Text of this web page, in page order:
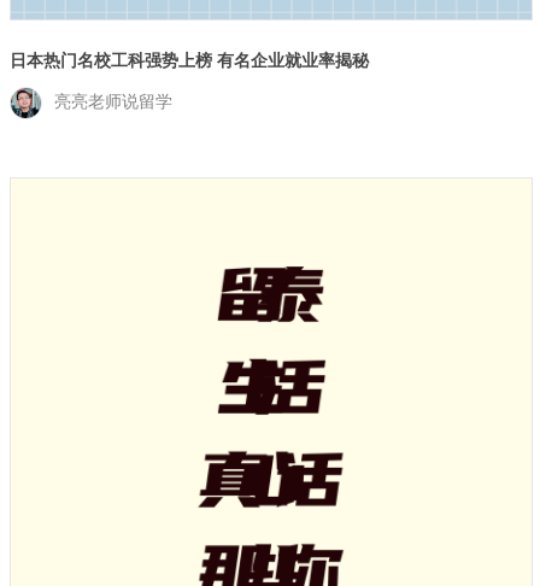
日本热门名校工科强势上榜 有名企业就业率揭秘
亮亮老师说留学